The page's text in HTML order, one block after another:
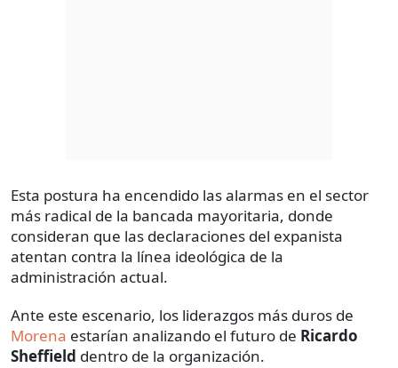
Esta postura ha encendido las alarmas en el sector
más radical de la bancada mayoritaria, donde
consideran que las declaraciones del expanista
atentan contra la línea ideológica de la
administración actual.
Ante este escenario, los liderazgos más duros de
Morena estarían analizando el futuro de Ricardo
Sheffield dentro de la organización.